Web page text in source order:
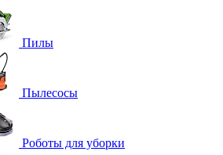
Пилы
Пылесосы
Роботы для уборки